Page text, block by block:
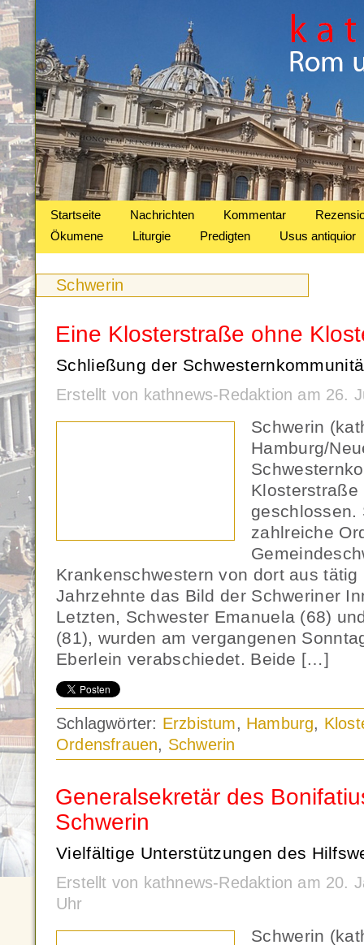
Startseite Nachrichten Kommentar
Ökumene
Liturgie Predigten Usus antiquior
Schwerin
Eine Klosterstraße ohne
Schließung der
Erstellt von kathnews-Redaktion am 26.
Schwerin
Hamburg/
Klosterstraße
geschlossen.
zahlreiche
Krankenschwestern von dort aus
Jahrzehnte das Bild der Schweriner
Letzten, Schwester Emanuela (68)
(81), wurden am vergangenen
Eberlein verabschiedet. Beide […]
Schlagwörter: Erzbistum, Hamburg,
Ordensfrauen, Schwerin
Generalsekretär des
Schwerin
Vielfältige Unterstützungen des
Erstellt von kathnews-Redaktion am 20.
Uhr
Schwerin